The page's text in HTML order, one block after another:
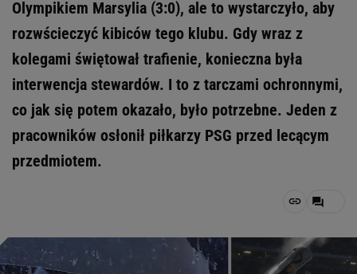
Olympikiem Marsylia (3:0), ale to wystarczyło, aby
rozwścieczyć kibiców tego klubu. Gdy wraz z
kolegami świętował trafienie, konieczna była
interwencja stewardów. I to z tarczami ochronnymi,
co jak się potem okazało, było potrzebne. Jeden z
pracowników osłonił piłkarzy PSG przed lecącym
przedmiotem.